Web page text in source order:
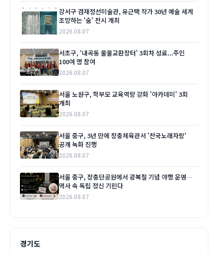
강서구 겸재정선미술관, 유근택 작가 30년 예술 세계
조망하는 '숨' 전시 개최
2026.08.07
서초구, ‘내곡동 물물교환장터’ 3회차 성료...주민
100여 명 참여
2026.08.07
서울 노원구, 학부모 교육역량 강화 '아카데미' 3회
개최
2026.08.07
서울 중구, 3년 만에 장충체육관서 '전국노래자랑'
공개 녹화 진행
2026.08.07
서울 중구, 장충단공원에서 광복절 기념 야행 운영…
역사 속 독립 정신 기린다
2026.08.07
경기도